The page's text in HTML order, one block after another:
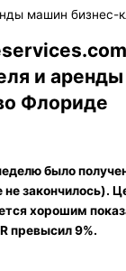
машин бизнес-
и
Флориде
было
закончилось).
хорошим
превысил 9%.